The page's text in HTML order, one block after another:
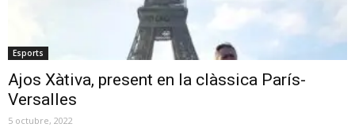
Esports
Ajos Xàtiva, present en la clàssica París-
Versalles
5 octubre, 2022